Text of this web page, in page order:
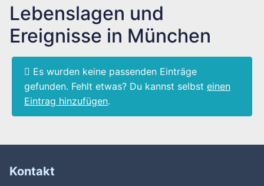
Lebenslagen und
Ereignisse in München
Es wurden keine passenden Einträge
gefunden. Fehlt etwas? Du kannst selbst einen
Eintrag hinzufügen.
Kontakt